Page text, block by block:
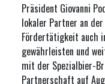
Präsident Giovanni
lokaler Partner an
Fördertätigkeit auch
gewährleisten und
mit der Spezialbier-
Partnerschaft auf